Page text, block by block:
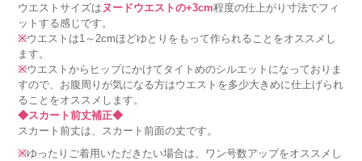
ウエストサイズは ヌードウエストの+3cm程度の仕上がり寸法でフィ
ットする感じです。
※ウエストは1～2cmほどゆとりをもって作られることをオススメし
ます。
※ウエストからヒップにかけてタイトめのシルエットになっておりま
すので、お腹周りが気になる方はウエストを多少大きめに仕上げられ
ることをオススメします。
◆スカート前丈補正◆
スカート前丈は、スカート前面の丈です。
※ゆったりご着用いただきたい場合は、ワン号数アップをオススメし